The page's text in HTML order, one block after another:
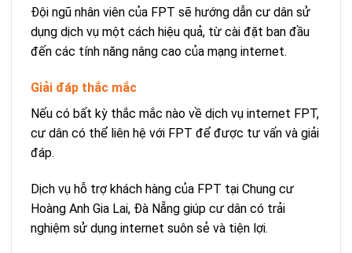
Đội ngũ nhân viên của FPT sẽ hướng dẫn cư dân sử
dụng dịch vụ một cách hiệu quả, từ cài đặt ban đầu
đến các tính năng nâng cao của mạng internet.
Giải đáp thắc mắc
Nếu có bất kỳ thắc mắc nào về dịch vụ internet FPT,
cư dân có thể liên hệ với FPT để được tư vấn và giải
đáp.
Dịch vụ hỗ trợ khách hàng của FPT tại Chung cư
Hoàng Anh Gia Lai, Đà Nẵng giúp cư dân có trải
nghiệm sử dụng internet suôn sẻ và tiện lợi.